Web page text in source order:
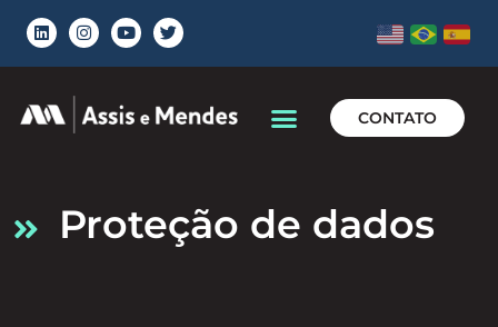
CONTATO
proteção de dados